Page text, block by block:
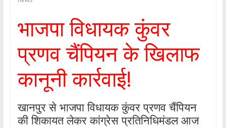
भाजपा विधायक कुंवर
प्रणव चैंपियन के खिलाफ
कानूनी कार्रवाई!
खानपुर से भाजपा विधायक कुंवर प्रणव चैंपियन
की शिकायत लेकर कांग्रेस प्रतिनिधिमंडल आज